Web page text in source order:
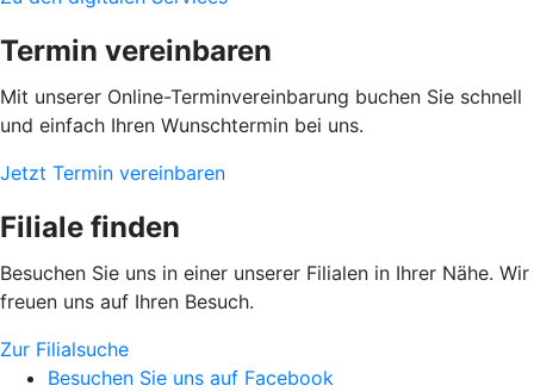
Termin vereinbaren
Mit unserer Online-Terminvereinbarung buchen Sie schnell
und einfach Ihren Wunschtermin bei uns.
Jetzt Termin vereinbaren
Filiale finden
Besuchen Sie uns in einer unserer Filialen in Ihrer Nähe. Wir
freuen uns auf Ihren Besuch.
Zur Filialsuche
Besuchen Sie uns auf Facebook